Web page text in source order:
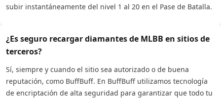
subir instantáneamente del nivel 1 al 20 en el Pase de Batalla.
¿Es seguro recargar diamantes de MLBB en sitios de
terceros?
Sí, siempre y cuando el sitio sea autorizado o de buena
reputación, como BuffBuff. En BuffBuff utilizamos tecnología
de encriptación de alta seguridad para garantizar que todo tu